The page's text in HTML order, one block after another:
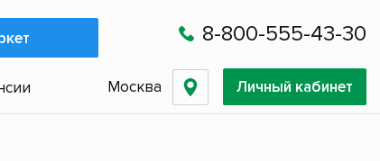
8-800-555-43-30
Москва Личный кабинет